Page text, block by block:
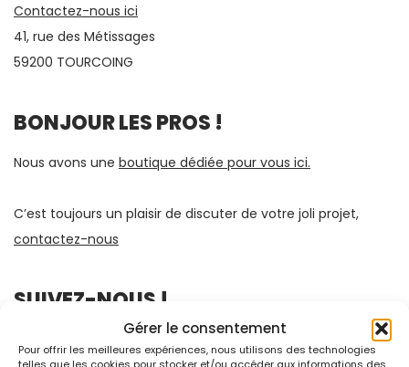
Gérer le consentement
Pour offrir les meilleures expériences, nous utilisons des technologies
Contactez-nous ici
41, rue des Métissages
59200 TOURCOING
BONJOUR LES PROS !
Nous avons une boutique dédiée pour vous ici.
C’est toujours un plaisir de discuter de votre joli projet,
contactez-nous
SUIVEZ-NOUS !